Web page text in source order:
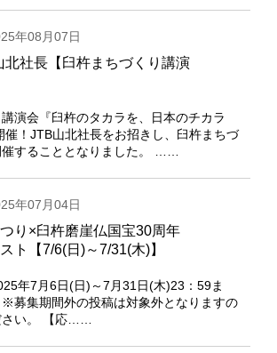
年08月07日
北社長【臼杵まちづくり講演
演会『臼杵のタカラを、日本のチカラ
催！JTB山北社長をお招きし、臼杵まちづ
催することとなりました。 ……
年07月04日
り×臼杵磨崖仏国宝30周年
ト【7/6(日)～7/31(木)】
年7月6日(日)～7月31日(木)23：59ま
外の投稿は対象外となりますの
さい。 【応……